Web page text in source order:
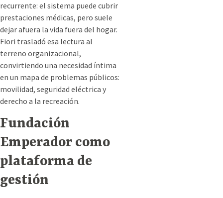
recurrente: el sistema puede cubrir
prestaciones médicas, pero suele
dejar afuera la vida fuera del hogar.
Fiori trasladó esa lectura al
terreno organizacional,
convirtiendo una necesidad íntima
en un mapa de problemas públicos:
movilidad, seguridad eléctrica y
derecho a la recreación.
Fundación
Emperador como
plataforma de
gestión